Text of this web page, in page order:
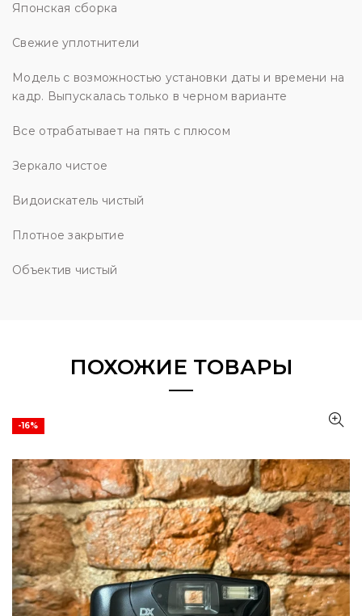
Японская сборка
Свежие уплотнители
Модель с возможностью установки даты и времени на
кадр. Выпускалась только в черном варианте
Все отрабатывает на пять с плюсом
Зеркало чистое
Видоискатель чистый
Плотное закрытие
Объектив чистый
ПОХОЖИЕ ТОВАРЫ
-16%